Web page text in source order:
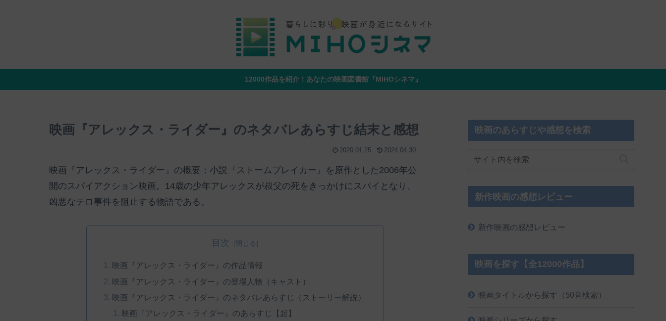
12000作品を紹介！あなたの映画図書館『MIHOシネマ』
映画『アレックス・ライダー』のネタバレあらすじ結末と感想
2020.01.25 2024.04.30
映画『アレックス・ライダー』の概要：小説『ストームブレイカー』を原作とした2006年公
開のスパイアクション映画。14歳の少年アレックスが叔父の死をきっかけにスパイとなり、
凶悪なテロ事件を阻止する物語である。
目次
映画『アレックス・ライダー』の作品情報
映画『アレックス・ライダー』の登場人物（キャスト）
映画『アレックス・ライダー』のネタバレあらすじ（ストーリー解説）
映画『アレックス・ライダー』のあらすじ【起】
映画のあらすじや感想を検索
新作映画の感想レビュー
新作映画の感想レビュー
映画を探す【全12000作品】
映画タイトルから探す（50音検索）